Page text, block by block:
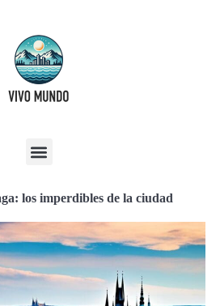
los imperdibles de la ciudad